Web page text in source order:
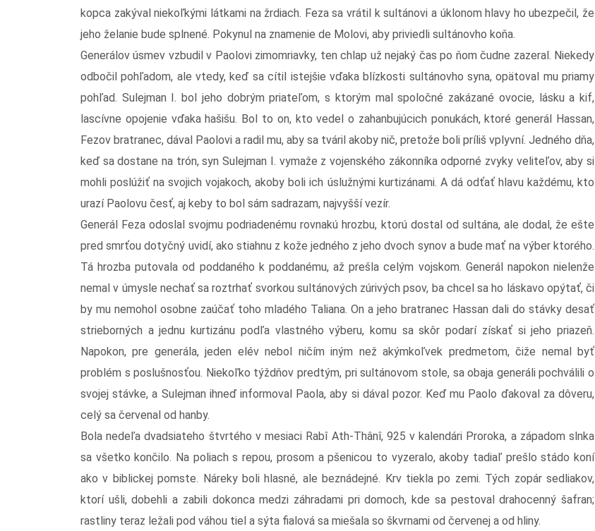
kopca zakýval niekoľkými látkami na žrdiach. Feza sa vrátil k sultánovi a úklonom hlavy ho ubezpečil, že
jeho želanie bude splnené. Pokynul na znamenie de Molovi, aby priviedli sultánovho koňa.
Generálov úsmev vzbudil v Paolovi zimomriavky, ten chlap už nejaký čas po ňom čudne zazeral. Niekedy
odbočil pohľadom, ale vtedy, keď sa cítil istejšie vďaka blízkosti sultánovho syna, opätoval mu priamy
pohľad. Sulejman I. bol jeho dobrým priateľom, s ktorým mal spoločné zakázané ovocie, lásku a kif,
lascívne opojenie vďaka hašišu. Bol to on, kto vedel o zahanbujúcich ponukách, ktoré generál Hassan,
Fezov bratranec, dával Paolovi a radil mu, aby sa tváril akoby nič, pretože boli príliš vplyvní. Jedného dňa,
keď sa dostane na trón, syn Sulejman I. vymaže z vojenského zákonníka odporné zvyky veliteľov, aby si
mohli poslúžiť na svojich vojakoch, akoby boli ich úslužnými kurtizánami. A dá odťať hlavu každému, kto
urazí Paolovu česť, aj keby to bol sám sadrazam, najvyšší vezír.
Generál Feza odoslal svojmu podriadenému rovnakú hrozbu, ktorú dostal od sultána, ale dodal, že ešte
pred smrťou dotyčný uvidí, ako stiahnu z kože jedného z jeho dvoch synov a bude mať na výber ktorého.
Tá hrozba putovala od poddaného k poddanému, až prešla celým vojskom. Generál napokon nielenže
nemal v úmysle nechať sa roztrhať svorkou sultánových zúrivých psov, ba chcel sa ho láskavo opýtať, či
by mu nemohol osobne zaúčať toho mladého Taliana. On a jeho bratranec Hassan dali do stávky desať
strieborných a jednu kurtizánu podľa vlastného výberu, komu sa skôr podarí získať si jeho priazeň.
Napokon, pre generála, jeden elév nebol ničím iným než akýmkoľvek predmetom, čiže nemal byť
problém s poslušnosťou. Niekoľko týždňov predtým, pri sultánovom stole, sa obaja generáli pochválili o
svojej stávke, a Sulejman ihneď informoval Paola, aby si dával pozor. Keď mu Paolo ďakoval za dôveru,
celý sa červenal od hanby.
Bola nedeľa dvadsiateho štvrtého v mesiaci Rabî Ath-Thânî, 925 v kalendári Proroka, a západom slnka
sa všetko končilo. Na poliach s repou, prosom a pšenicou to vyzeralo, akoby tadiaľ prešlo stádo koní
ako v biblickej pomste. Náreky boli hlasné, ale beznádejné. Krv tiekla po zemi. Tých zopár sedliakov,
ktorí ušli, dobehli a zabili dokonca medzi záhradami pri domoch, kde sa pestoval drahocenný šafran;
rastliny teraz ležali pod váhou tiel a sýta fialová sa miešala so škvrnami od červenej a od hliny.